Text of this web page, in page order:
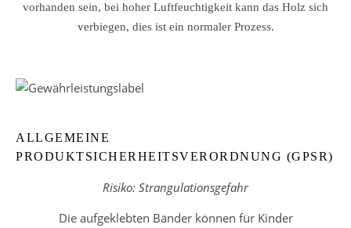
vorhanden sein, bei hoher Luftfeuchtigkeit kann das Holz sich
verbiegen, dies ist ein normaler Prozess.
ALLGEMEINE
PRODUKTSICHERHEITSVERORDNUNG (GPSR)
Risiko: Strangulationsgefahr
Die aufgeklebten Bänder können für Kinder